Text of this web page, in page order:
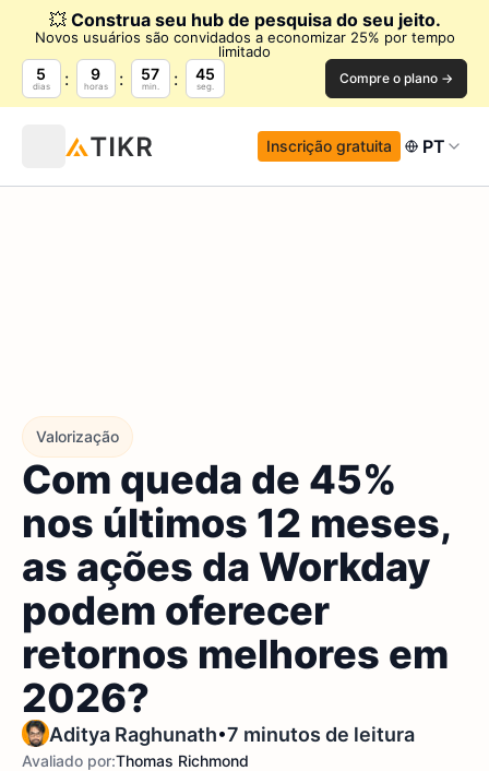
💥 Construa seu hub de pesquisa do seu jeito.
Novos usuários são convidados a economizar 25% por tempo
limitado
5
dias
9
horas
57
min.
44
seg. Compre o plano →
Inscrição gratuita PT
Valorização
Com queda de 45%
nos últimos 12 meses,
as ações da Workday
podem oferecer
retornos melhores em
2026?
Aditya Raghunath•7 minutos de leitura
Avaliado por:Thomas Richmond